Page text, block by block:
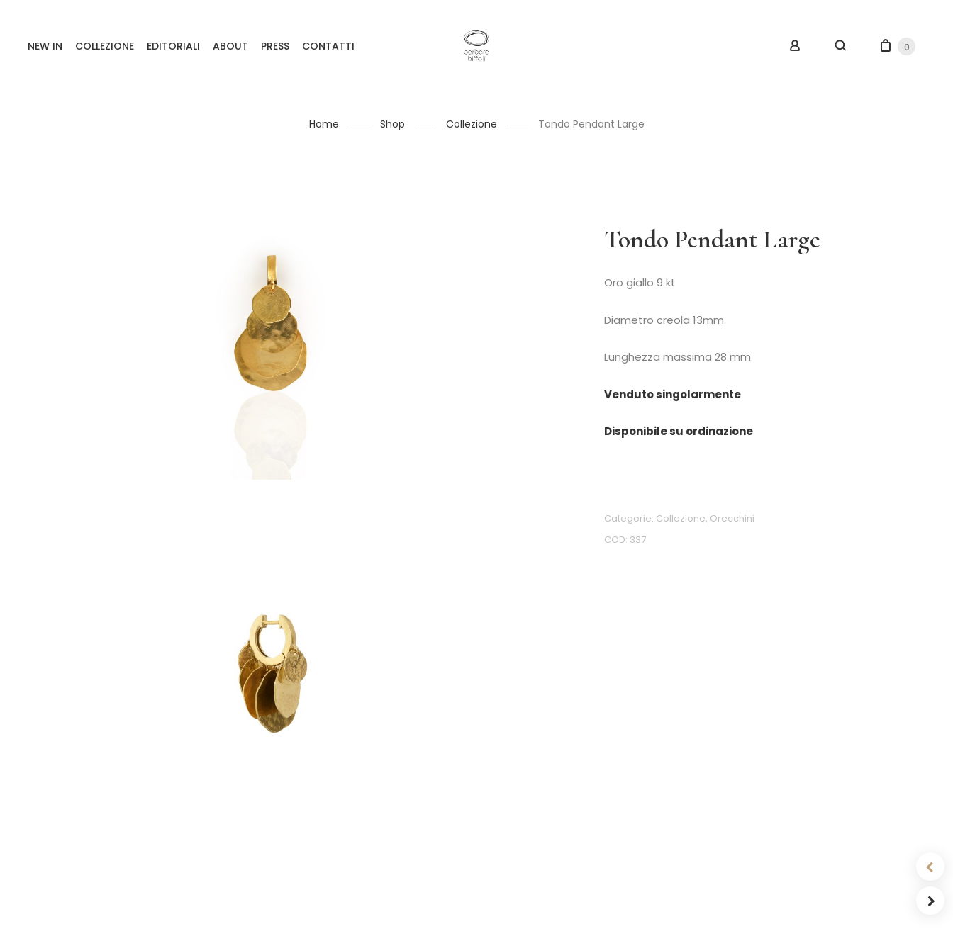
NEW IN COLLEZIONE EDITORIALI ABOUT PRESS CONTATTI 0
Home Shop Collezione Tondo Pendant Large
Tondo Pendant Large
Oro giallo 9 kt
Diametro creola 13mm
Lunghezza massima 28 mm
Venduto singolarmente
Disponibile su ordinazione
COD: 337
Categorie: Collezione, Orecchini